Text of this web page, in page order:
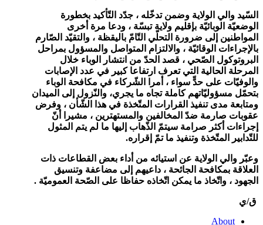
السّيد والي الولاية وضمن تدخّله ، جدّد التّأكيد بخطورة
الوضعيّة الوبائيّة بإقليم ولاية تبسّة ، ودعا مرة أخرى
المواطنين إلى ضرورة التحلّي التّامّ باليقظة ، والتقيّد الصّارم
بالإجراءات الوقائيّة ، والالتزام المتواصل والمسؤول بمراحل
البروتوكول الصّحي ، قصد الحدّ من انتشار الوباء خلال
المرحلة الحالية التي تعرف ارتفاعا كبير في عدد الإصابات
والوفيّات على حدٍّ سواء ، أمرا الشّركاء في مكافحة الوباء
بتحمّل مسؤوليّاتهم كاملة تجاه ما يجري، والنّزول إلى الميدان
ومتابعة مدى تنفيذ القرارات المتّخذة في هذا الشّأن ، وفرض
عقوبات صارمة ضدّ المخالفين والمستهترين ، مشيرا أنّ
إجراءات أكثر صرامة سيتمّ الذّهاب إليها ما لم يتم المثول
للتّدابير المتّخذة وتنفيذ ما تمّ إقراره.
وعبّر والي الولاية عن استيائه من أداء بعض القطاعات ذات
العلاقة بمكافحة الجائحة ، داعيهم إلى مضاعفة وتنسيق
الجهود ، واتّخاذ ما يمكن اتّخاذه حفاظا على الصّحة العموميّة .
ق/ي
About